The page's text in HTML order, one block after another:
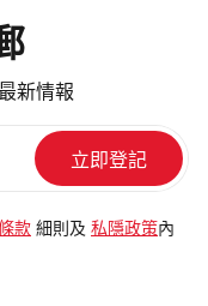
新情報
款 細則及 私隱政策 內